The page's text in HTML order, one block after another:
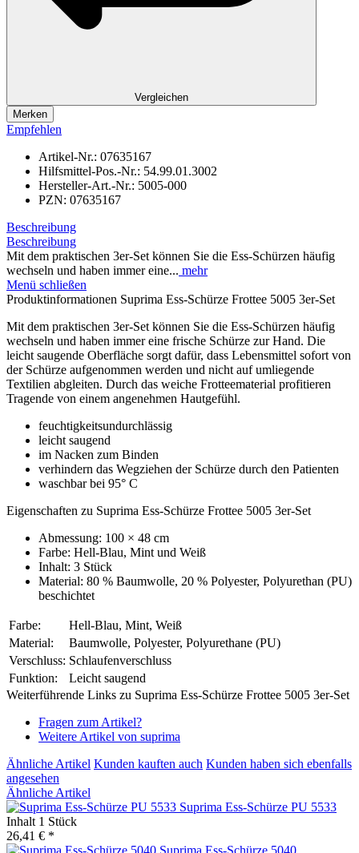
Vergleichen
Merken
Empfehlen
Artikel-Nr.: 07635167
Hilfsmittel-Pos.-Nr.: 54.99.01.3002
Hersteller-Art.-Nr.: 5005-000
PZN: 07635167
Beschreibung
Beschreibung
Mit dem praktischen 3er-Set können Sie die Ess-Schürzen häufig
wechseln und haben immer eine... mehr
Menü schließen
Produktinformationen Suprima Ess-Schürze Frottee 5005 3er-Set
Mit dem praktischen 3er-Set können Sie die Ess-Schürzen häufig
wechseln und haben immer eine frische Schürze zur Hand. Die
leicht saugende Oberfläche sorgt dafür, dass Lebensmittel sofort von
der Schürze aufgenommen werden und nicht auf umliegende
Textilien abgleiten. Durch das weiche Frotteematerial profitieren
Tragende von einem angenehmen Hautgefühl.
feuchtigkeitsundurchlässig
leicht saugend
im Nacken zum Binden
verhindern das Wegziehen der Schürze durch den Patienten
waschbar bei 95° C
Eigenschaften zu Suprima Ess-Schürze Frottee 5005 3er-Set
Abmessung: 100 × 48 cm
Farbe: Hell-Blau, Mint und Weiß
Inhalt: 3 Stück
Material: 80 % Baumwolle, 20 % Polyester, Polyurethan (PU)
beschichtet
Farbe:
Hell-Blau, Mint, Weiß
Material:
Baumwolle, Polyester, Polyurethane (PU)
Verschluss: Schlaufenverschluss
Funktion:
Leicht saugend
Weiterführende Links zu Suprima Ess-Schürze Frottee 5005 3er-Set
Fragen zum Artikel?
Weitere Artikel von suprima
Ähnliche Artikel Kunden kauften auch Kunden haben sich ebenfalls
angesehen
Ähnliche Artikel
Suprima Ess-Schürze PU 5533
Inhalt 1 Stück
26,41 € *
Suprima Ess-Schürze 5040